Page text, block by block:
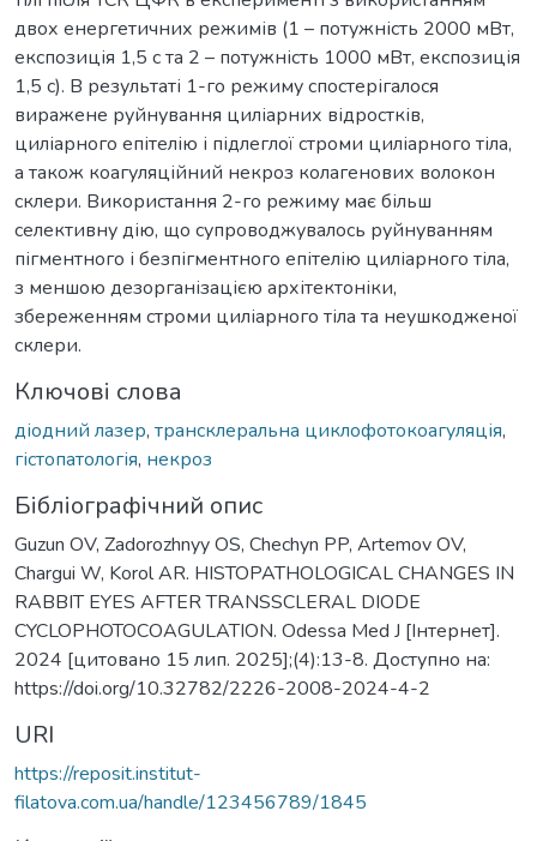
двох енергетичних режимів (1 – потужність 2000 мВт,
експозиція 1,5 с та 2 – потужність 1000 мВт, експозиція
1,5 с). В результаті 1-го режиму спостерігалося
виражене руйнування циліарних відростків,
циліарного епітелію і підлеглої строми циліарного тіла,
а також коагуляційний некроз колагенових волокон
склери. Використання 2-го режиму має більш
селективну дію, що супроводжувалось руйнуванням
пігментного і безпігментного епітелію циліарного тіла,
з меншою дезорганізацією архітектоніки,
збереженням строми циліарного тіла та неушкодженої
склери.
Ключові слова
діодний лазер, трансклеральна циклофотокоагуляція,
гістопатологія, некроз
Бібліографічний опис
Guzun OV, Zadorozhnyy OS, Chechyn PP, Artеmov OV,
Chargui W, Korol AR. HISTOPATHOLOGICAL CHANGES IN
RABBIT EYES AFTER TRANSSCLERAL DIODE
CYCLOPHOTOCOAGULATION. Odessa Med J [Інтернет].
2024 [цитовано 15 лип. 2025];(4):13-8. Доступно на:
https://doi.org/10.32782/2226-2008-2024-4-2
URI
https://reposit.institut-
filatova.com.ua/handle/123456789/1845